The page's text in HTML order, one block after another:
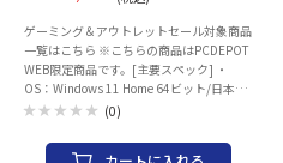
/SSD:1TB [ShopBuildPC BTO
SBXR-U27KB]
ゲーミング＆アウトレットセール対象商品
一覧はこちら ※こちらの商品はPCDEPOT
WEB限定商品です。[主要スペック] ・
OS：Windows 11 Home 64ビット/日本語
版[🔧] ・CPU：インテル Core Ultra 7
・グラフィックス：NVIDIA GeForce RTX
(0)